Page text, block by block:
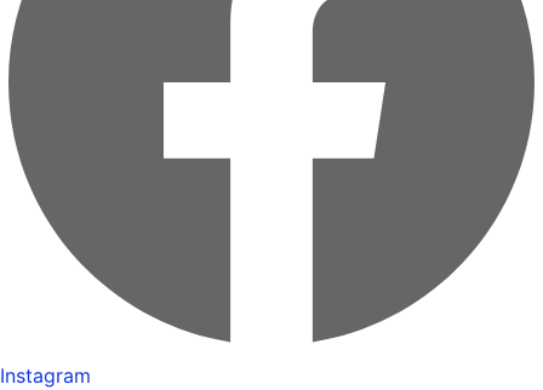
Instagram